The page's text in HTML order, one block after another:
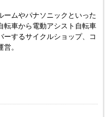
ームやパナソニックといった
転車から電動アシスト自転車
ーするサイクルショップ、コ
。